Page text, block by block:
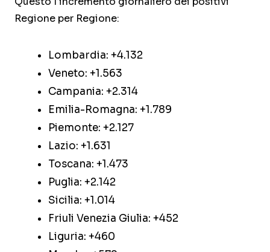
Regione per Regione:
Lombardia: +4.132
Veneto: +1.563
Campania: +2.314
Emilia-Romagna: +1.789
Piemonte: +2.127
Lazio: +1.631
Toscana: +1.473
Puglia: +2.142
Sicilia: +1.014
Friuli Venezia Giulia: +452
Liguria: +460